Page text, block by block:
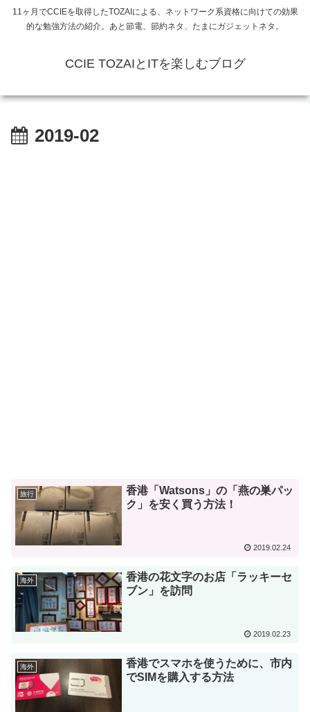
11ヶ月でCCIEを取得したTOZAIによる、ネットワーク系資格に向けての効果
的な勉強方法の紹介。あと節電、節約ネタ、たまにガジェットネタ。
CCIE TOZAIとITを楽しむブログ
2019-02
旅行
香港「Watsons」の「燕の巣パッ
ク」を安く買う方法！
2019.02.24
海外
香港の花文字のお店「ラッキーセ
ブン」を訪問
2019.02.23
海外
香港でスマホを使うために、市内
でSIMを購入する方法